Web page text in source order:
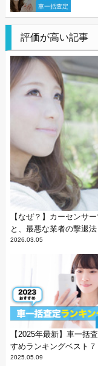
車一括査定
評価が高い記事
【なぜ？】カーセンサ
と、最悪な業者の撃退法
2026.03.05
【2025年最新】車一括
すめランキングベスト７
2025.05.09